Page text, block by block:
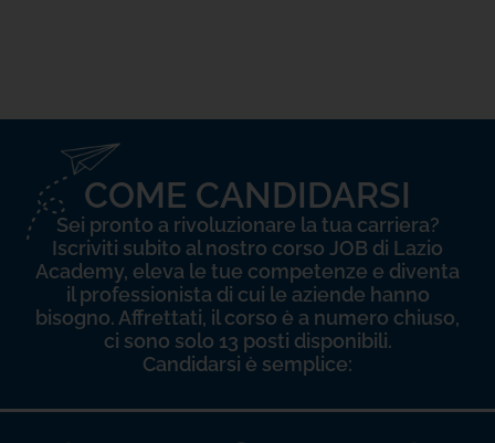
COME CANDIDARSI
Sei pronto a rivoluzionare la tua carriera?
Iscriviti subito al nostro corso JOB di Lazio
Academy, eleva le tue competenze e diventa
il professionista di cui le aziende hanno
bisogno. Affrettati, il corso è a numero chiuso,
ci sono solo 13 posti disponibili.
Candidarsi è semplice: